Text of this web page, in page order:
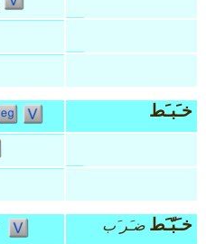
خـَبـَط
خـَبّـَط ضـَر َب